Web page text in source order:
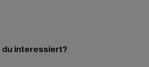
interessiert?